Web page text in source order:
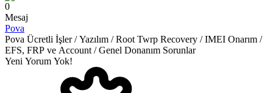
0
Mesaj
Pova
Pova Ücretli İşler / Yazılım / Root Twrp Recovery / IMEI Onarım /
EFS, FRP ve Account / Genel Donanım Sorunlar
Yeni Yorum Yok!